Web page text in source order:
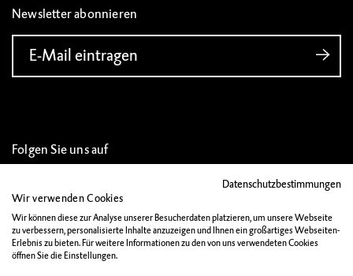
Newsletter abonnieren
E-Mail eintragen
Folgen Sie uns auf
IMPRESSUM
Datenschutzbestimmungen
Wir verwenden Cookies
Wir können diese zur Analyse unserer Besucherdaten platzieren, um unsere Webseite
zu verbessern, personalisierte Inhalte anzuzeigen und Ihnen ein großartiges Webseiten-
Erlebnis zu bieten. Für weitere Informationen zu den von uns verwendeten Cookies
öffnen Sie die Einstellungen.